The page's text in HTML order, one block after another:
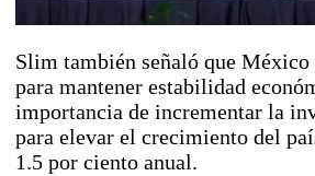
Slim también señaló que
para mantener estabilidad
importancia de incrementar la
para elevar el crecimiento del
1.5 por ciento anual.